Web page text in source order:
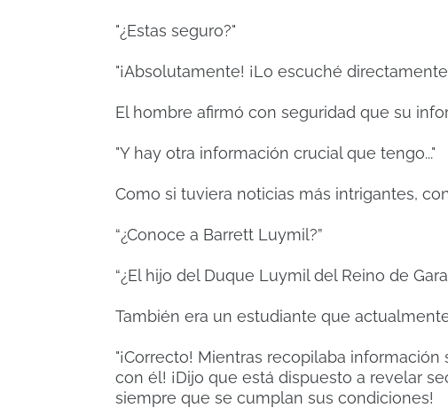
"¿Estas seguro?"
"¡Absolutamente! ¡Lo escuché
El hombre afirmó con seguridad que su
"Y hay otra información crucial que tengo..."
Como si tuviera noticias más intrigantes,
“¿Conoce a Barrett Luymil?”
“¿El hijo del Duque Luymil del Reino de
También era un estudiante que
"¡Correcto! Mientras recopilaba
con él! ¡Dijo que está dispuesto a revelar
siempre que se cumplan sus condiciones!